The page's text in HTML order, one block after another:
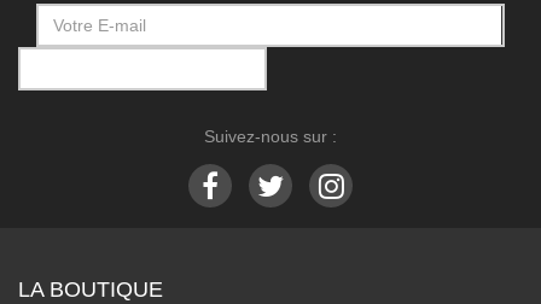
Suivez-nous sur :
LA BOUTIQUE